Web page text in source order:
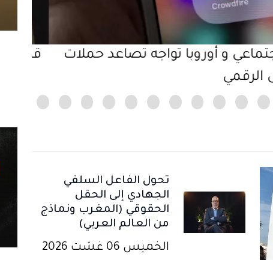
وراء تأجيل ملف التقاعد وهو
حساسية
تحول الفاعل السلفي
الجهادي إلى الحقل
الحقوقي (المغرب ونماذج
من العالم العربي)
الخميس 06 غشت 2026